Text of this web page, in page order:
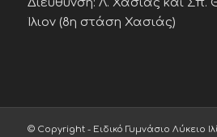
Διεύθυνση: Λ. Χασιάς και Σπ.
Ίλιον (8η στάση Χασιάς)
© Copyright - Ειδικό Γυμνάσιο Λύκειο